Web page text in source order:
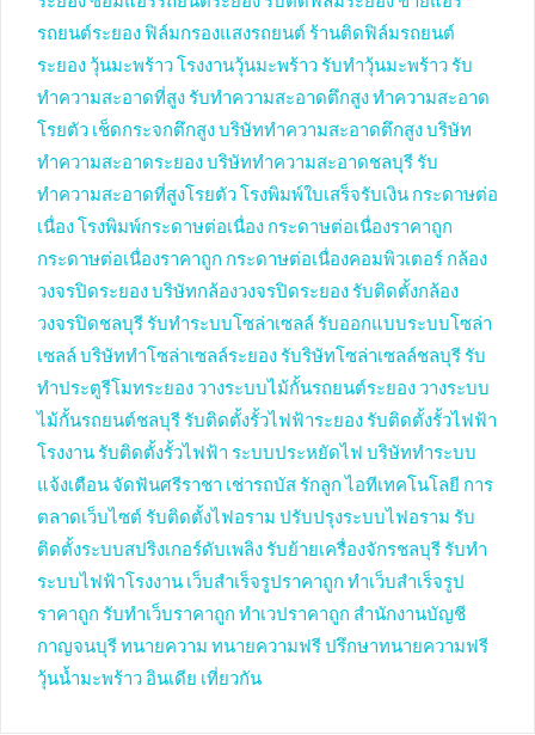
รถยนต์ระยอง ฟิล์มกรองแสงรถยนต์ ร้านติดฟิล์มรถยนต์
ระยอง วุ้นมะพร้าว โรงงานวุ้นมะพร้าว รับทำวุ้นมะพร้าว รับ
ทำความสะอาดที่สูง รับทำความสะอาดตึกสูงทำความสะอาด
โรยตัว เช็ดกระจกตึกสูงบริษัททำความสะอาดตึกสูงบริษัท
ทำความสะอาดระยองบริษัททำความสะอาดชลบุรี รับ
ทำความสะอาดที่สูงโรยตัว โรงพิมพ์ใบเสร็จรับเงิน กระดาษต่อ
เนื่อง โรงพิมพ์กระดาษต่อเนื่อง กระดาษต่อเนื่องราคาถูก
กระดาษต่อเนื่องราคาถูก กระดาษต่อเนื่องคอมพิวเตอร์ กล้อง
วงจรปิดระยองบริษัทกล้องวงจรปิดระยอง รับติดตั้งกล้อง
วงจรปิดชลบุรี รับทำระบบโซล่าเซลล์ รับออกแบบระบบโซล่า
เซลล์ บริษัททำโซล่าเซลล์ระยอง รับริษัทโซล่าเซลล์ชลบุรี รับ
ทำประตูรีโมทระยอง วางระบบไม้กั้นรถยนต์ระยอง วางระบบ
ไม้กั้นรถยนต์ชลบุรี รับติดตั้งรั้วไฟฟ้าระยอง รับติดตั้งรั้วไฟฟ้า
โรงงาน รับติดตั้งรั้วไฟฟ้า ระบบประหยัดไฟ บริษัททำระบบ
แจ้งเตือน จัดฟันศรีราชา เช่ารถบัส รักลูก ไอทีเทคโนโลยี การ
ตลาดเว็บไซต์ รับติดตั้งไฟอราม ปรับปรุงระบบไฟอราม รับ
ติดตั้งระบบสปริงเกอร์ดับเพลิง รับย้ายเครื่องจักรชลบุรี รับทำ
ระบบไฟฟ้าโรงงาน เว็บสำเร็จรูปราคาถูก ทำเว็บสำเร็จรูป
ราคาถูก รับทำเว็บราคาถูก ทำเวปราคาถูก สำนักงานบัญชี
กาญจนบุรีทนายความ ทนายความฟรีปรึกษาทนายความฟรี
วุ้นน้ำมะพร้าว อินเดีย เที่ยวกัน